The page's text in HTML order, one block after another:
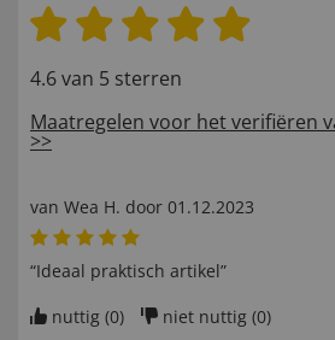
4.6 van 5 sterren
Maatregelen voor het verifiëren
>>
van Wea H. door 01.12.2023
“Ideaal praktisch artikel”
nuttig (0) niet nuttig (0)